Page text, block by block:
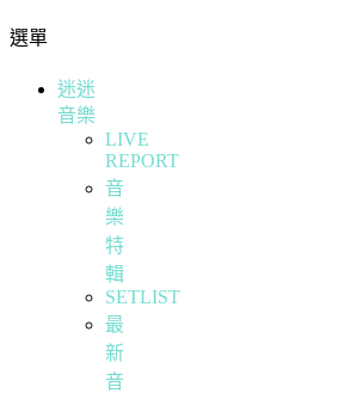
選單
迷迷
音樂
LIVE
REPORT
音
樂
特
輯
SETLIST
最
新
音